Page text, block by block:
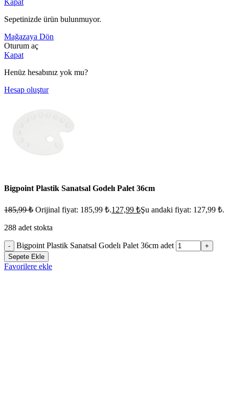
Sepetinizde ürün bulunmuyor.
Mağazaya Dön
Oturum aç
Kapat
Henüz hesabınız yok mu?
Hesap oluştur
Bigpoint Plastik Sanatsal Godelı Palet 36cm
185,99₺ Orijinal fiyat: 185,99 ₺.127,99 ₺Şu andaki fiyat: 127,99 ₺.
288 adet stokta
- Bigpoint Plastik Sanatsal Godelı Palet 36cm adet
+
Sepete Ekle
Favorilere ekle